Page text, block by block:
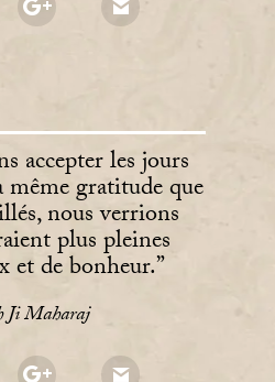
accepter les jours
même gratitude que
nous verrions
plus pleines
et de bonheur.
Ji Maharaj